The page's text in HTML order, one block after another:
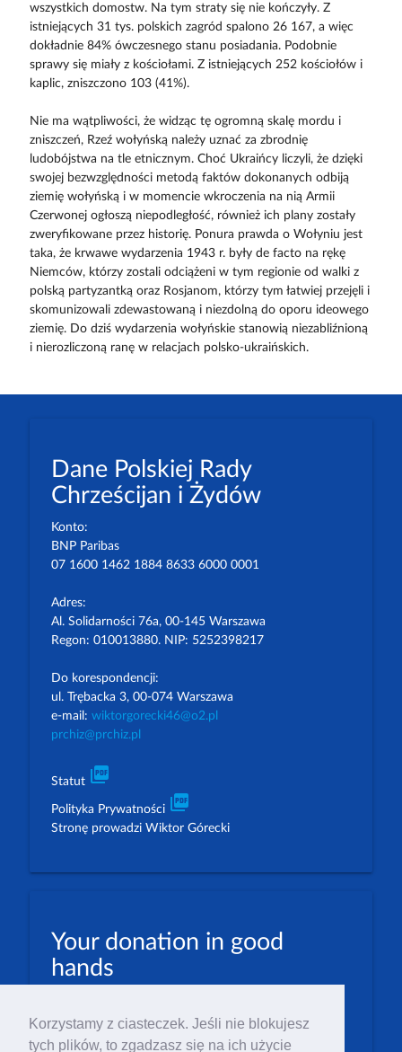
Korzystamy z ciasteczek. Jeśli nie blokujesz
tych plików, to zgadzasz się na ich użycie
wszystkich domostw. Na tym straty się nie kończyły. Z
istniejących 31 tys. polskich zagród spalono 26 167, a więc
dokładnie 84% ówczesnego stanu posiadania. Podobnie
sprawy się miały z kościołami. Z istniejących 252 kościołów i
kaplic, zniszczono 103 (41%).
Nie ma wątpliwości, że widząc tę ogromną skalę mordu i
zniszczeń, Rzeź wołyńską należy uznać za zbrodnię
ludobójstwa na tle etnicznym. Choć Ukraińcy liczyli, że dzięki
swojej bezwzględności metodą faktów dokonanych odbiją
ziemię wołyńską i w momencie wkroczenia na nią Armii
Czerwonej ogłoszą niepodległość, również ich plany zostały
zweryfikowane przez historię. Ponura prawda o Wołyniu jest
taka, że krwawe wydarzenia 1943 r. były de facto na rękę
Niemców, którzy zostali odciążeni w tym regionie od walki z
polską partyzantką oraz Rosjanom, którzy tym łatwiej przejęli i
skomunizowali zdewastowaną i niezdolną do oporu ideowego
ziemię. Do dziś wydarzenia wołyńskie stanowią niezabliźnioną
i nierozliczoną ranę w relacjach polsko-ukraińskich.
Dane Polskiej Rady
Chrześcijan i Żydów
Konto:
BNP Paribas
07 1600 1462 1884 8633 6000 0001
Adres:
Al. Solidarności 76a, 00-145 Warszawa
Regon: 010013880. NIP: 5252398217
Do korespondencji:
ul. Trębacka 3, 00-074 Warszawa
e-mail: wiktorgorecki46@o2.pl
prchiz@prchiz.pl
Statut picture_as_pdf
Polityka Prywatności picture_as_pdf
Stronę prowadzi Wiktor Górecki
Your donation in good
hands
EUR: 23 1600 1462 1884 8633 6000 0004